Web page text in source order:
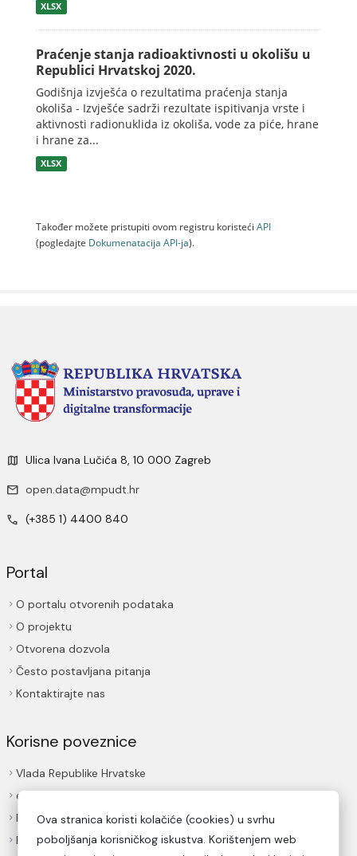
XLSX
Praćenje stanja radioaktivnosti u okolišu u
Republici Hrvatskoj 2020.
Godišnja izvješća o rezultatima praćenja stanja
okoliša - Izvješće sadrži rezultate ispitivanja vrste i
aktivnosti radionuklida iz okoliša, vode za piće, hrane
i hrane za...
XLSX
Također možete pristupiti ovom registru koristeći API
(pogledajte Dokumenаtаcijа API-jа).